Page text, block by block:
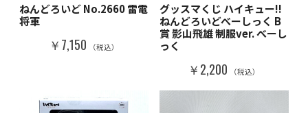
ねんどろいど No.2660 雷電
将軍
￥7,150 （税込）
グッスマくじ ハイキュー!!
ねんどろいどべーしっく B
賞 影山飛雄 制服ver. べーし
っく
￥2,200 （税込）